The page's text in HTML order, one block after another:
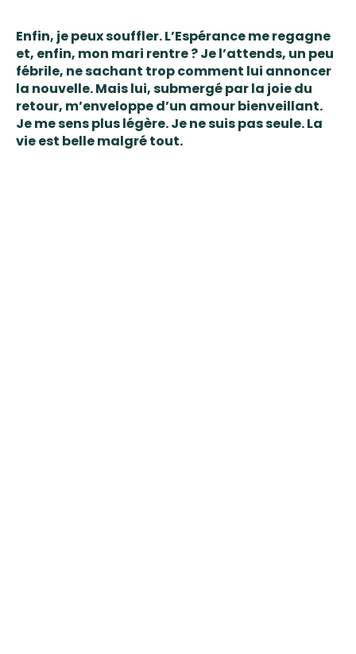
Enfin, je peux souffler. L’Espérance me regagne
et, enfin, mon mari rentre ? Je l’attends, un peu
fébrile, ne sachant trop comment lui annoncer
la nouvelle. Mais lui, submergé par la joie du
retour, m’enveloppe d’un amour bienveillant.
Je me sens plus légère. Je ne suis pas seule. La
vie est belle malgré tout.